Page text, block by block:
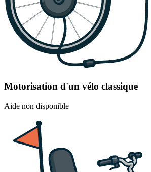
Motorisation d'un vélo classique
Aide non disponible